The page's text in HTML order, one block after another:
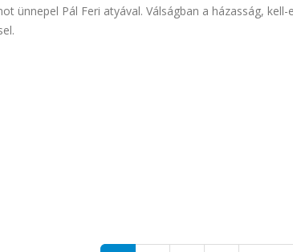
ünnepel Pál Feri atyával. Válságban a házasság,